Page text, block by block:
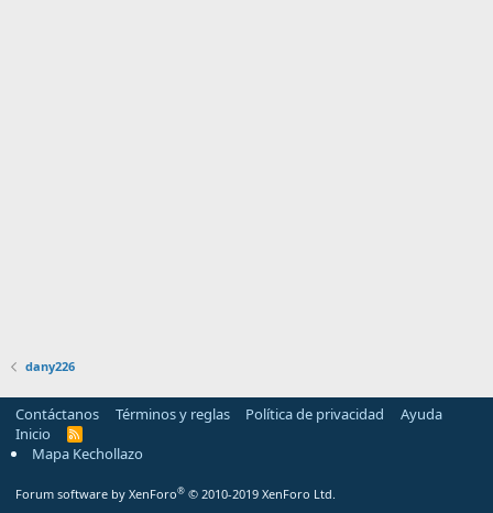
dany226
Contáctanos Términos y reglas Política de privacidad
Ayuda
Inicio
R
S
S
Mapa Kechollazo
Forum software by XenForo® © 2010-2019 XenForo Ltd.